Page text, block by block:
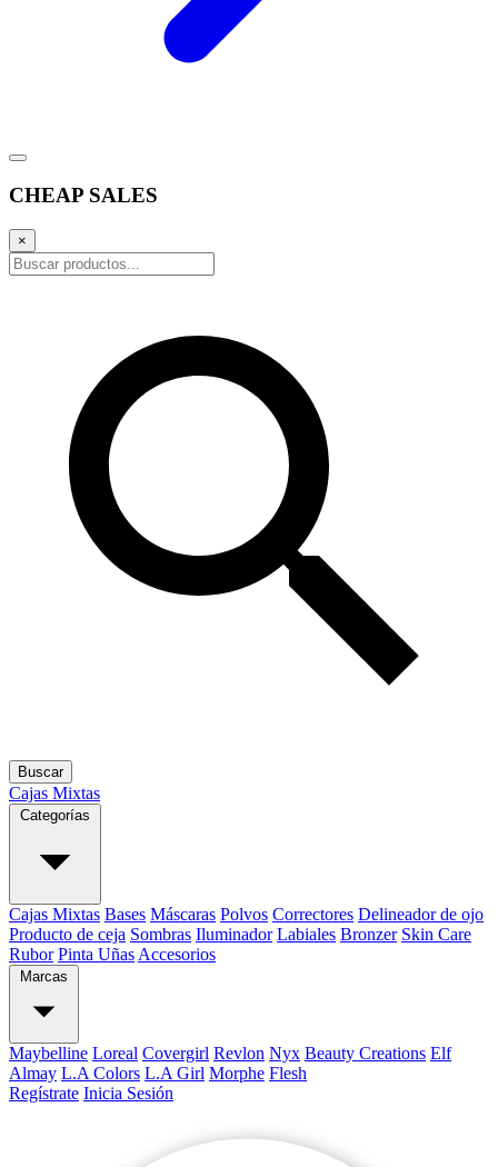
CHEAP SALES
×
Buscar
Cajas Mixtas
Categorías
Cajas Mixtas Bases Máscaras Polvos Correctores Delineador de ojo
Producto de ceja Sombras Iluminador Labiales Bronzer Skin Care
Rubor Pinta Uñas Accesorios
Marcas
Maybelline Loreal Covergirl Revlon Nyx Beauty Creations Elf
Almay L.A Colors L.A Girl Morphe Flesh
Regístrate Inicia Sesión